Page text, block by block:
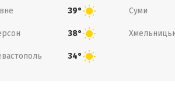
39° Суми
38°
34°